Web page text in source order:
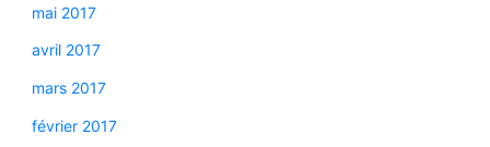
mai 2017
avril 2017
mars 2017
février 2017